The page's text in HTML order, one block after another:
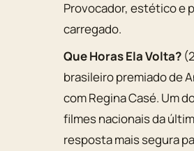
Provocador, estético e
carregado.
Que Horas Ela Volta?
brasileiro premiado de
com Regina Casé. Um
filmes nacionais da
resposta mais segura